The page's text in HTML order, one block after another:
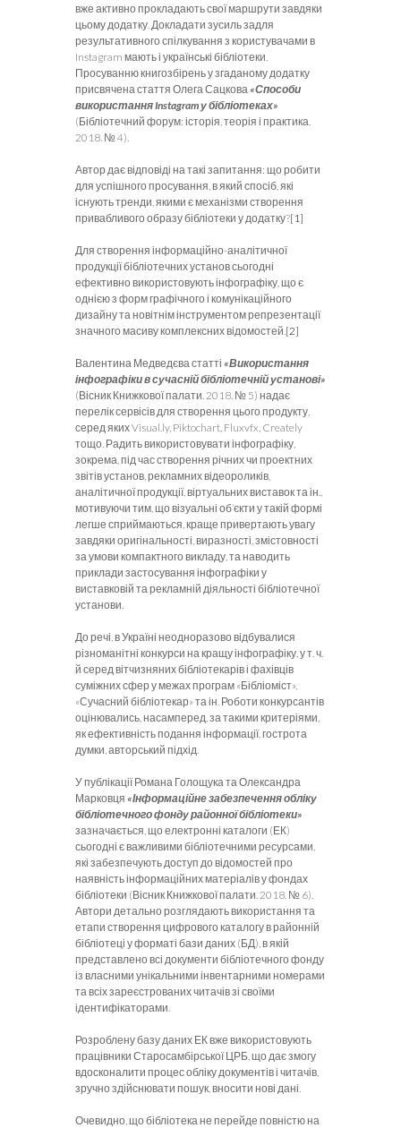
вже активно прокладають свої маршрути завдяки
цьому додатку. Докладати зусиль задля
результативного спілкування з користувачами в
Instagram мають і українські бібліотеки.
Просуванню книгозбірень у згаданому додатку
присвячена стаття Олега Сацкова «Способи
використанняInstagramу бібліотеках»
(Бібліотечний форум: історія, теорія і практика.
2018. № 4).
Автор дає відповіді на такі запитання: що робити
для успішного просування, в який спосіб, які
існують тренди, якими є механізми створення
привабливого образу бібліотеки у додатку?[1]
Для створення інформаційно-аналітичної
продукції бібліотечних установ сьогодні
ефективно використовують інфографіку, що є
однією з форм графічного і комунікаційного
дизайну та новітнім інструментом репрезентації
значного масиву комплексних відомостей. [2]
Валентина Медведєва статті «Використання
інфографіки в сучасній бібліотечній установі»
(Вісник Книжкової палати. 2018. № 5) надає
перелік сервісів для створення цього продукту,
серед яких Visual.ly, Piktochart, Fluxvfx, Creately
тощо. Радить використовувати інфографіку,
зокрема, під час створення річних чи проектних
звітів установ, рекламних відеороликів,
аналітичної продукції, віртуальних виставок та ін.,
мотивуючи тим, що візуальні об’єкти у такій формі
легше сприймаються, краще привертають увагу
завдяки оригінальності, виразності, змістовності
за умови компактного викладу, та наводить
приклади застосування інфографіки у
виставковій та рекламній діяльності бібліотечної
установи.
До речі, в Україні неодноразово відбувалися
різноманітні конкурси на кращу інфографіку, у т. ч.
й серед вітчизняних бібліотекарів і фахівців
суміжних сфер у межах програм «Бібліоміст»,
«Сучасний бібліотекар» та ін. Роботи конкурсантів
оцінювались, насамперед, за такими критеріями,
як ефективність подання інформації, гострота
думки, авторський підхід.
У публікації Романа Голощука та Олександра
Марковця «Інформаційне забезпечення обліку
бібліотечного фонду районної бібліотеки»
зазначається, що електронні каталоги (ЕК)
сьогодні є важливими бібліотечними ресурсами,
які забезпечують доступ до відомостей про
наявність інформаційних матеріалів у фондах
бібліотеки (Вісник Книжкової палати. 2018. № 6).
Автори детально розглядають використання та
етапи створення цифрового каталогу в районній
бібліотеці у форматі бази даних (БД), в якій
представлено всі документи бібліотечного фонду
із власними унікальними інвентарними номерами
та всіх зареєстрованих читачів зі своїми
ідентифікаторами.
Розроблену базу даних ЕК вже використовують
працівники Старосамбірської ЦРБ, що дає змогу
вдосконалити процес обліку документів і читачів,
зручно здійснювати пошук, вносити нові дані.
Очевидно, що бібліотека не перейде повністю на